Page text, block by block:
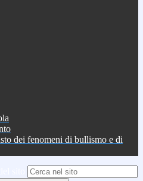
dei fenomeni di bullismo e di